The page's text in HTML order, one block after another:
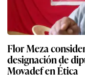
Flor Meza
designación de
Movadef en Ética